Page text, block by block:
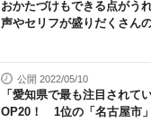
おかたづけもできる点がう
声やセリフが盛りだくさん
公開 2022/05/10
「愛知県で最も注目されて
OP20！ 1位の「名古屋市